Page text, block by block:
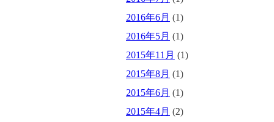
2016年6月 (1)
2016年5月 (1)
2015年11月 (1)
2015年8月 (1)
2015年6月 (1)
2015年4月 (2)